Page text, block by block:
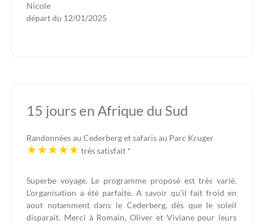
Nicole
départ du 12/01/2025
15 jours en Afrique du Sud
Randonnées au Cederberg et safaris au Parc Kruger
très satisfait *
Superbe voyage. Le programme proposé est très varié.
L'organisation a été parfaite. A savoir qu'il fait froid en
aout notamment dans le Cederberg, dès que le soleil
disparait. Merci à Romain, Oliver et Viviane pour leurs